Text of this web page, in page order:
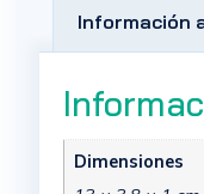
Información
Dimensiones